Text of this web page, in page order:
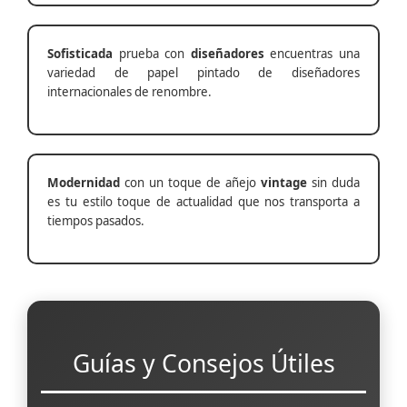
Sofisticada prueba con diseñadores encuentras una
variedad de papel pintado de diseñadores
internacionales de renombre.
Modernidad con un toque de añejo vintage sin duda
es tu estilo toque de actualidad que nos transporta a
tiempos pasados.
Guías y Consejos Útiles